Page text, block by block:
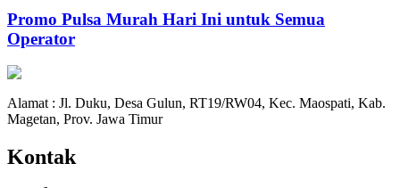
Promo Pulsa Murah Hari Ini untuk Semua
Operator
Alamat : Jl. Duku, Desa Gulun, RT19/RW04, Kec. Maospati, Kab.
Magetan, Prov. Jawa Timur
Kontak